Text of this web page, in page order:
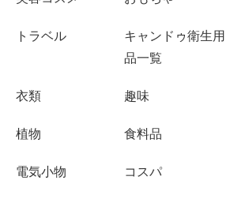
トラベル
キャンドゥ衛生用
品一覧
衣類 趣味
植物 食料品
電気小物 コスパ